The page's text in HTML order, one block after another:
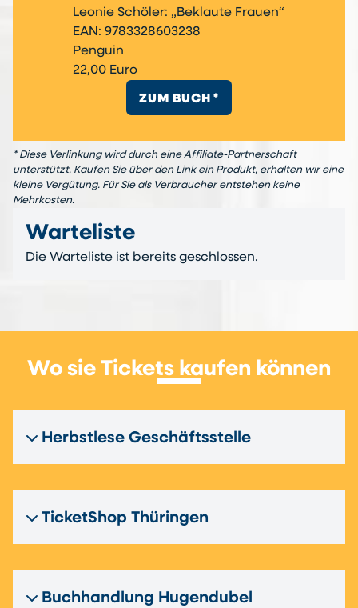
Leonie Schöler: „Beklaute Frauen“
EAN: 9783328603238
Penguin
22,00 Euro
ZUM BUCH *
* Diese Verlinkung wird durch eine Affiliate-Partnerschaft
unterstützt. Kaufen Sie über den Link ein Produkt, erhalten wir eine
kleine Vergütung. Für Sie als Verbraucher entstehen keine
Mehrkosten.
Warteliste
Die Warteliste ist bereits geschlossen.
Wo sie Tickets kaufen können
Herbstlese Geschäftsstelle
TicketShop Thüringen
Buchhandlung Hugendubel